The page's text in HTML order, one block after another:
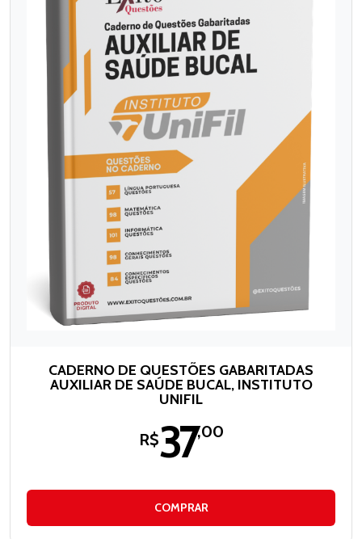
CADERNO DE QUESTÕES GABARITADAS
AUXILIAR DE SAÚDE BUCAL, INSTITUTO
UNIFIL
R$37,00
COMPRAR